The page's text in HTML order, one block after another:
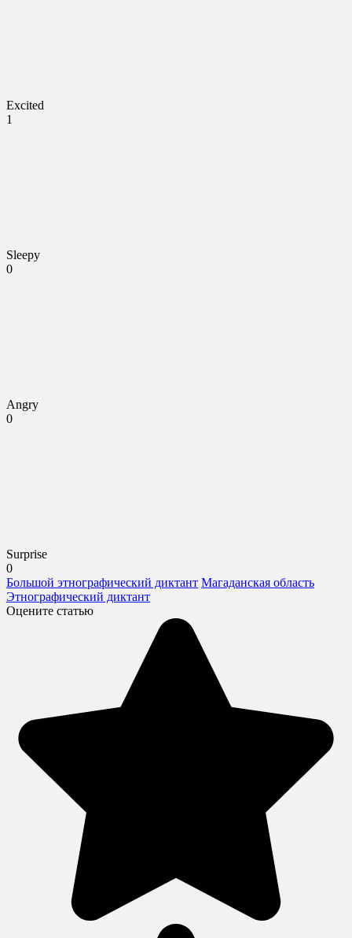
Excited
1
Sleepy
0
Angry
0
Surprise
0
Большой этнографический диктант Магаданская область
Этнографический диктант
Оцените статью